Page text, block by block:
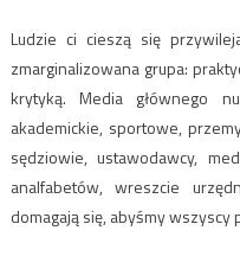
Ludzie ci cieszą się
zmarginalizowana grupa:
krytyką. Media głównego
akademickie, sportowe,
sędziowie, ustawodawcy,
analfabetów, wreszcie
domagają się, abyśmy wszyscy